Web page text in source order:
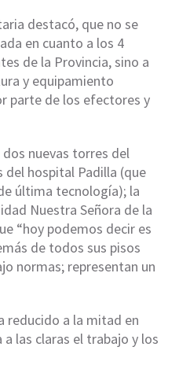
destacó, que no se
en cuanto a los 4
de la Provincia, sino a
y equipamiento
parte de los efectores y
nuevas torres del
del hospital Padilla (que
última tecnología); la
Nuestra Señora de la
“hoy podemos decir es
de todos sus pisos
normas; representan un
reducido a la mitad en
las claras el trabajo y los